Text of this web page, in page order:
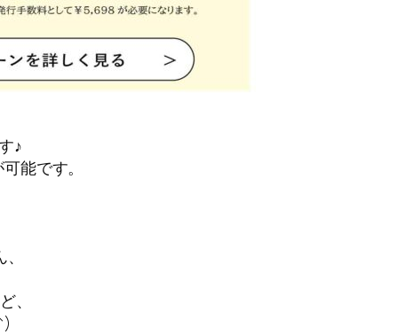
♪
能です。
、